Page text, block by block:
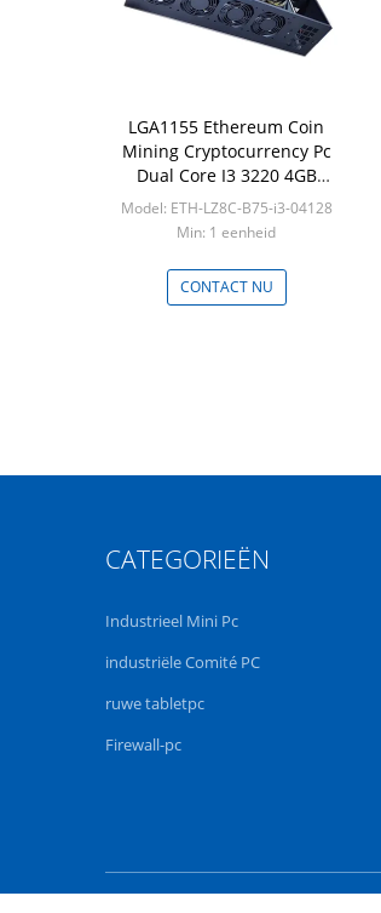
LGA1155 Ethereum Coin
Mining Cryptocurrency Pc
Dual Core I3 3220 4GB
Geheugen 128GB SSD Mining
Rig Pc
Model: ETH-LZ8C-B75-i3-04128
Min: 1 eenheid
CONTACT NU
CATEGORIEËN
Industrieel Mini Pc
industriële Comité PC
ruwe tabletpc
Firewall-pc